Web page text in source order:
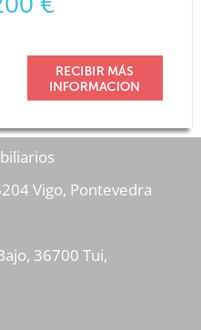
Vigo, Pontevedra
36700 Tui,